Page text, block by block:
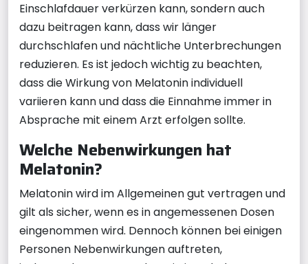
Einschlafdauer verkürzen kann, sondern auch
dazu beitragen kann, dass wir länger
durchschlafen und nächtliche Unterbrechungen
reduzieren. Es ist jedoch wichtig zu beachten,
dass die Wirkung von Melatonin individuell
variieren kann und dass die Einnahme immer in
Absprache mit einem Arzt erfolgen sollte.
Welche Nebenwirkungen hat
Melatonin?
Melatonin wird im Allgemeinen gut vertragen und
gilt als sicher, wenn es in angemessenen Dosen
eingenommen wird. Dennoch können bei einigen
Personen Nebenwirkungen auftreten,